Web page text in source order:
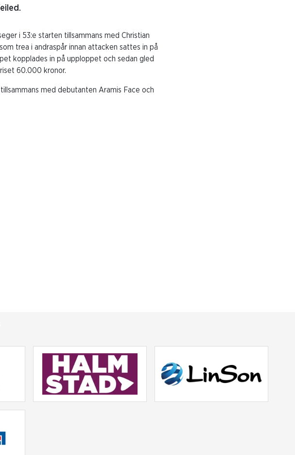
i 53:e starten tillsammans med Christian
trea i andraspår innan attacken sattes in på
kopplades in på upploppet och sedan gled
60.000 kronor.
med debutanten Aramis Face och